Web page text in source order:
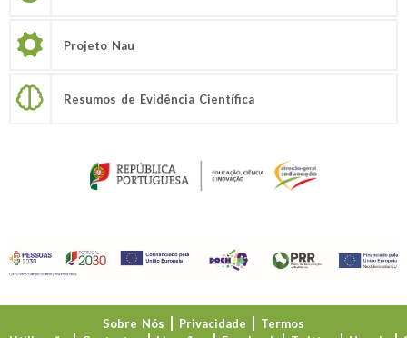
Projeto Nau
Resumos de Evidência Científica
Sobre Nós Privacidade
Termos